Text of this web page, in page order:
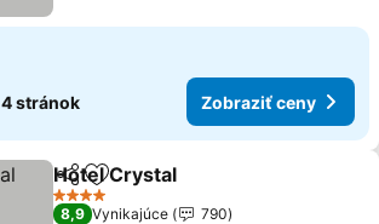
4 stránok Zobraziť ceny
ZdieľaťPridať do obľúbených
Hotel Crystal
4 Počet hviezdičiek
8,9 Vynikajúce
790